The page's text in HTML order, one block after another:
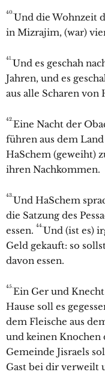
40.Und die Wohnzeit
in Mizrajim, (war)
41.Und es geschah
Jahren, und es
aus alle Scharen
42.Eine Nacht der
führen aus dem
HaSchem (geweiht)
ihren Nachkommen.
43.Und HaSchem
die Satzung des
essen. 44.Und (ist es)
Geld gekauft: so
davon essen.
45.Ein Ger und
Hause soll es
dem Fleische aus
und keinen Knochen
Gemeinde Jisraels
Gast bei dir verweilt